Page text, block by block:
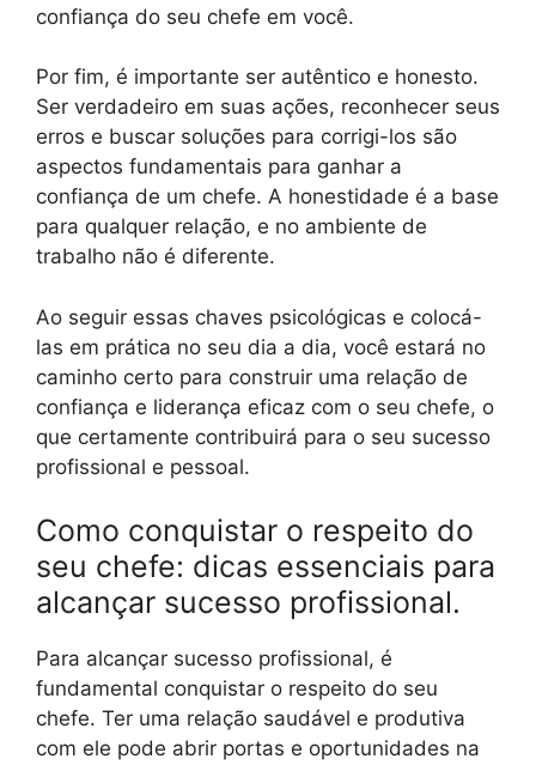
confiança do seu chefe em você.
Por fim, é importante ser autêntico e honesto.
Ser verdadeiro em suas ações, reconhecer seus
erros e buscar soluções para corrigi-los são
aspectos fundamentais para ganhar a
confiança de um chefe. A honestidade é a base
para qualquer relação, e no ambiente de
trabalho não é diferente.
Ao seguir essas chaves psicológicas e colocá-
las em prática no seu dia a dia, você estará no
caminho certo para construir uma relação de
confiança e liderança eficaz com o seu chefe, o
que certamente contribuirá para o seu sucesso
profissional e pessoal.
Como conquistar o respeito do
seu chefe: dicas essenciais para
alcançar sucesso profissional.
Para alcançar sucesso profissional, é
fundamental conquistar o respeito do seu
chefe. Ter uma relação saudável e produtiva
com ele pode abrir portas e oportunidades na